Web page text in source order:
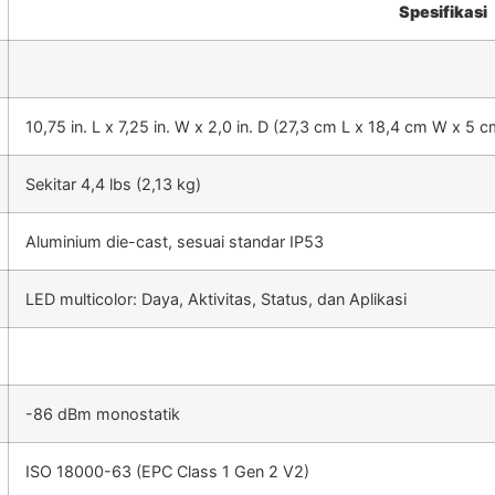
Spesifikasi
10,75 in. L x 7,25 in. W x 2,0 in. D (27,3 cm L x 18,4 cm W x 5
Sekitar 4,4 lbs (2,13 kg)
Aluminium die-cast, sesuai standar IP53
LED multicolor: Daya, Aktivitas, Status, dan Aplikasi
-86 dBm monostatik
ISO 18000-63 (EPC Class 1 Gen 2 V2)